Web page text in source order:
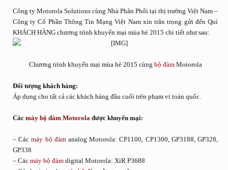
Công ty Motorola Solutions cùng Nhà Phân Phối tại thị trường Việt Nam –
Công ty Cổ Phần Thông Tin Mạng Việt Nam xin trân trọng gửi đến Quí
KHÁCH HÀNG chương trình khuyến mại mùa hè 2015 chi tiết như sau:
Chương trình khuyến mại mùa hè 2015 cùng bộ đàmMotorola​
Đối tượng khách hàng:
Áp dụng cho tất cả các khách hàng đầu cuối trên phạm vi toàn quốc.
Các máy bộ đàm Motorola được khuyến mại:
– Cácmáy bộ đàmanalog Motorola: CP1100, CP1300, GP3188, GP328,
GP338
– Các máy bộ đàm digital Motorola: XiR P3688